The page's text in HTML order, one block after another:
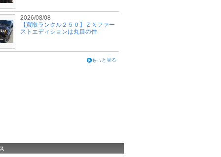
2026/08/08
【買取ランクル２５０】ＺＸファー
ストエディションは丸目の件
もっと見る